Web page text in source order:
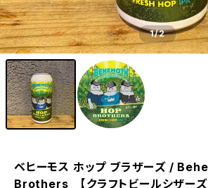
1/2
ベヒーモス ホップ ブラザーズ /
Brothers 【クラフトビールシザーズ